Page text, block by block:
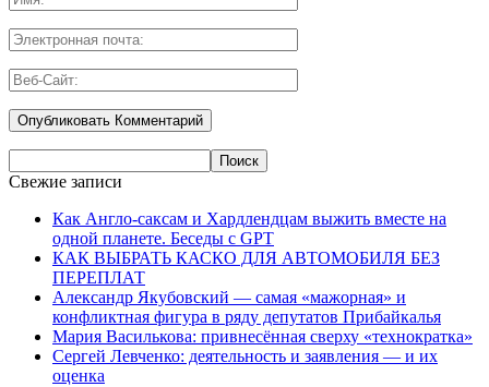
Свежие записи
Как Англо-саксам и Хардлендцам выжить вместе на
одной планете. Беседы с GPT
КАК ВЫБРАТЬ КАСКО ДЛЯ АВТОМОБИЛЯ БЕЗ
ПЕРЕПЛАТ
Александр Якубовский — самая «мажорная» и
конфликтная фигура в ряду депутатов Прибайкалья
Мария Василькова: привнесённая сверху «технократка»
Сергей Левченко: деятельность и заявления — и их
оценка